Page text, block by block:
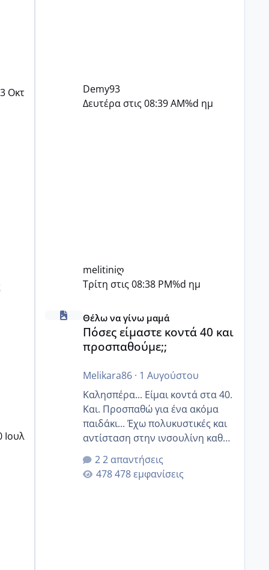
Οκτ
Ιουλ
Demy93
Δευτέρα στις 08:39 AM%d ημ
melitiniღ
Τρίτη στις 08:38 PM%d ημ
Πόσες είμαστε κοντά 40 και προσπαθούμε;;
Θέλω να γίνω μαμά
Πόσες είμαστε κοντά 40 και
προσπαθούμε;;
Melikara86· 1 Αυγούστου
Καλησπέρα... Είμαι κοντά στα 40.
Και. Προσπαθώ για ένα ακόμα
παιδάκι... Έχω πολυκυστικές και
αντίσταση στην ινσουλίνη καθώς
και χάσιμοτο! Έχω λίγα κιλά
παραπάνω και όσο κ αν
προσπαθώ δεν χάνω εύκολα!
2 απαντήσεις
478 εμφανίσεις